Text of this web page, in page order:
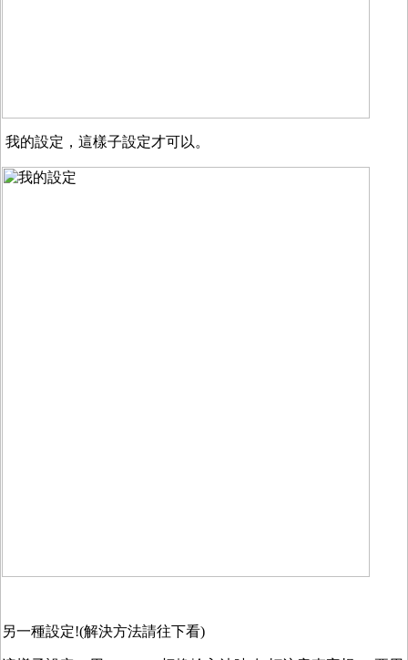
我的設定，這樣子設定才可以。
另一種設定!(解決方法請往下看)